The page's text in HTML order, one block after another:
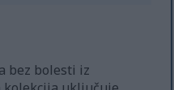
bez bolesti iz